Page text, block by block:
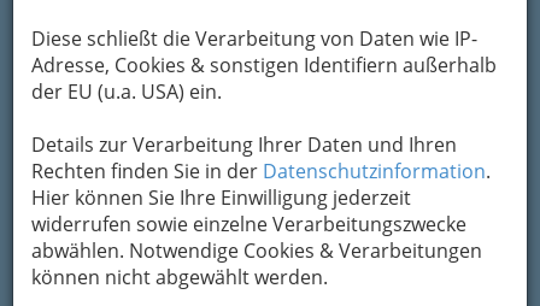
Diese schließt die Verarbeitung von Daten wie IP-
Adresse, Cookies & sonstigen Identifiern außerhalb
der EU (u.a. USA) ein.
Details zur Verarbeitung Ihrer Daten und Ihren
Rechten finden Sie in der Datenschutzinformation.
Hier können Sie Ihre Einwilligung jederzeit
widerrufen sowie einzelne Verarbeitungszwecke
abwählen. Notwendige Cookies & Verarbeitungen
können nicht abgewählt werden.
+43 3467 8669
E-Mail
Karte & Routenplaner
Eintrag ändern
Kategorien
2
Buschenschank "Sogsimmerl"
Aichegg 13, 8541 Schwanberg
+43 3467 7059